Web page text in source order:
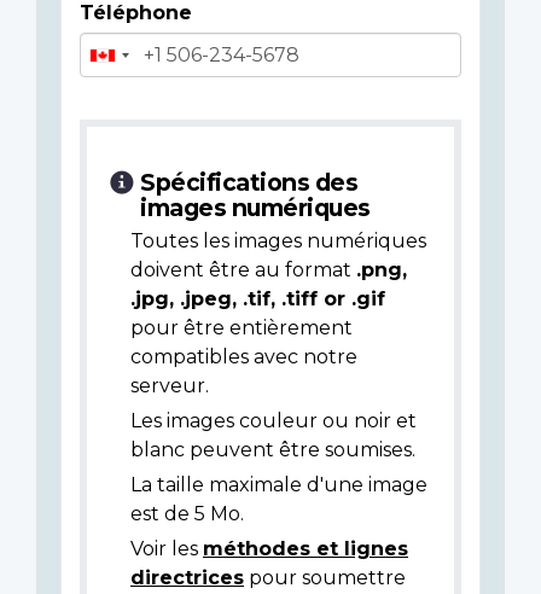
Téléphone
Spécifications des
images numériques
Toutes les images numériques
doivent être au format .png,
.jpg, .jpeg, .tif, .tiff or .gif
pour être entièrement
compatibles avec notre
serveur.
Les images couleur ou noir et
blanc peuvent être soumises.
La taille maximale d'une image
est de 5 Mo.
Voir les méthodes et lignes
directrices pour soumettre